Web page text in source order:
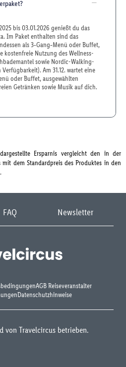
bis 03.01.2026 genießt du das
Im Paket enthalten sind das
als 3‑Gang‑Menü oder Buffet,
kostenfreie Nutzung des Wellness-
sowie Nordic-Walking-
Am 31.12. wartet eine
oder Buffet, ausgewählten
Getränken sowie Musik auf dich.
Ersparnis vergleicht den in der
dem Standardpreis des Produktes in den
FAQ Newsletter
AGB Reiseveranstalter
Datenschutzhinweise
von Travelcircus betrieben.